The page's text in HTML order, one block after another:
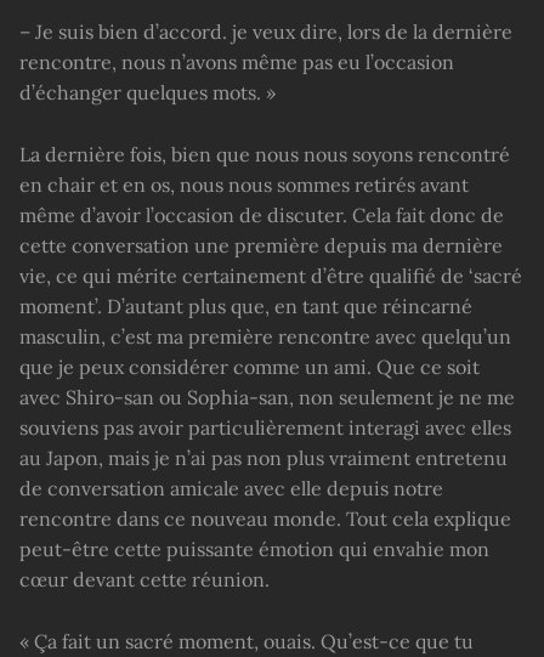
– Je suis bien d’accord. je veux dire, lors de la dernière
rencontre, nous n’avons même pas eu l’occasion
d’échanger quelques mots. »
La dernière fois, bien que nous nous soyons rencontré
en chair et en os, nous nous sommes retirés avant
même d’avoir l’occasion de discuter. Cela fait donc de
cette conversation une première depuis ma dernière
vie, ce qui mérite certainement d’être qualifié de ‘sacré
moment’. D’autant plus que, en tant que réincarné
masculin, c’est ma première rencontre avec quelqu’un
que je peux considérer comme un ami. Que ce soit
avec Shiro-san ou Sophia-san, non seulement je ne me
souviens pas avoir particulièrement interagi avec elles
au Japon, mais je n’ai pas non plus vraiment entretenu
de conversation amicale avec elle depuis notre
rencontre dans ce nouveau monde. Tout cela explique
peut-être cette puissante émotion qui envahie mon
cœur devant cette réunion.
« Ça fait un sacré moment, ouais. Qu’est-ce que tu